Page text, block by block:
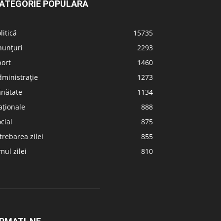
POPULARĂ
15735
2293
1460
1273
1134
888
875
zilei
855
zilei
810